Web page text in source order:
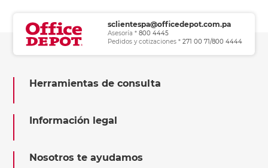
sclientespa@officedepot.com.pa
Asesoría * 800 4445
Pedidos y cotizaciones * 271 00 71/800 4444
Herramientas de consulta
Información legal
Nosotros te ayudamos